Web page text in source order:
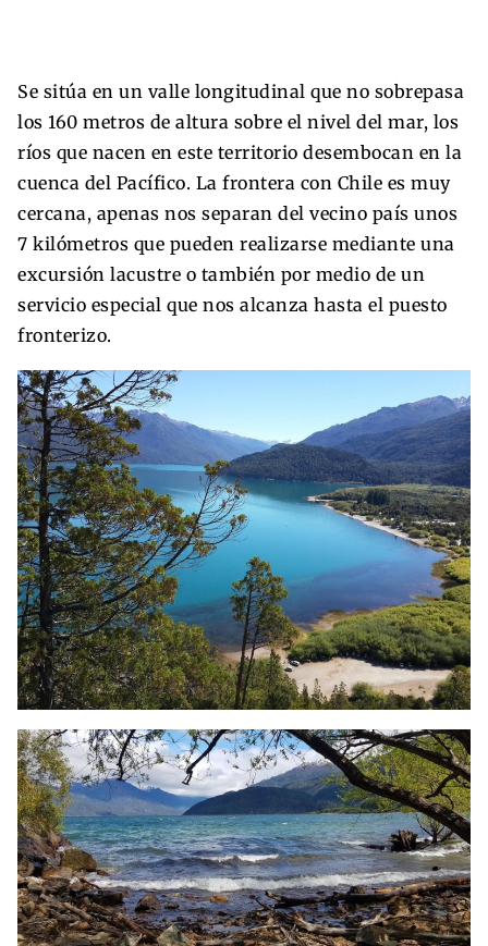
Se sitúa en un valle longitudinal que no sobrepasa
los 160 metros de altura sobre el nivel del mar, los
ríos que nacen en este territorio desembocan en la
cuenca del Pacífico. La frontera con Chile es muy
cercana, apenas nos separan del vecino país unos
7 kilómetros que pueden realizarse mediante una
excursión lacustre o también por medio de un
servicio especial que nos alcanza hasta el puesto
fronterizo.